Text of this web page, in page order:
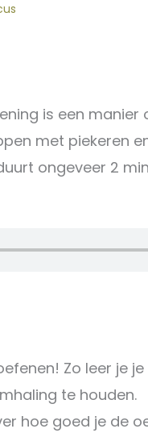
is een manier
met piekeren
ongeveer 2
Zo leer je
te houden.
hoe goed je de